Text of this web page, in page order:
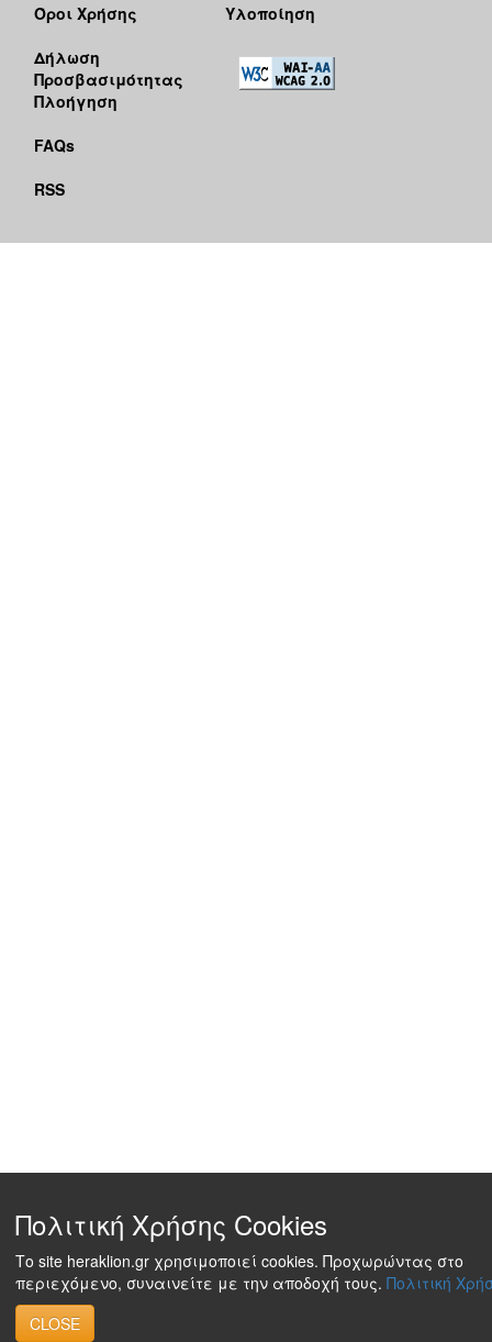
Όροι Χρήσης
Δήλωση
Προσβασιμότητας
Πλοήγηση
FAQs
RSS
Υλοποίηση
Πολιτική Χρήσης Cookies
Το site heraklion.gr χρησιμοποιεί cookies. Προχωρώντας στο
περιεχόμενο, συναινείτε με την αποδοχή τους. Πολιτική
CLOSE